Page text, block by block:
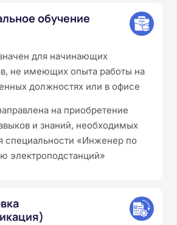
обучение
для начинающих
не имеющих опыта работы на
должностях или в офисе
на приобретение
и знаний, необходимых
специальности «Инженер по
электроподстанций»